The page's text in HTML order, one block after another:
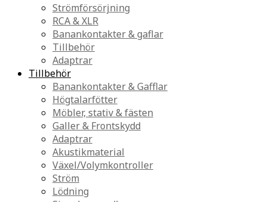
Strömförsörjning
RCA & XLR
Banankontakter & gaflar
Tillbehör
Adaptrar
Tillbehör
Banankontakter & Gafflar
Högtalarfötter
Möbler, stativ & fästen
Galler & Frontskydd
Adaptrar
Akustikmaterial
Växel/Volymkontroller
Ström
Lödning